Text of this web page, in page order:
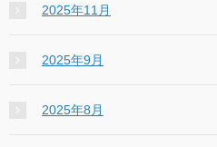
2025年11月
2025年9月
2025年8月